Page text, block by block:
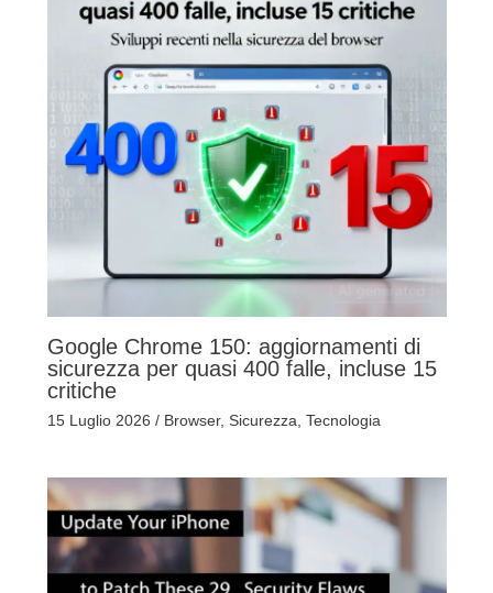
Google Chrome 150: aggiornamenti di
sicurezza per quasi 400 falle, incluse 15
critiche
15 Luglio 2026 / Browser, Sicurezza, Tecnologia